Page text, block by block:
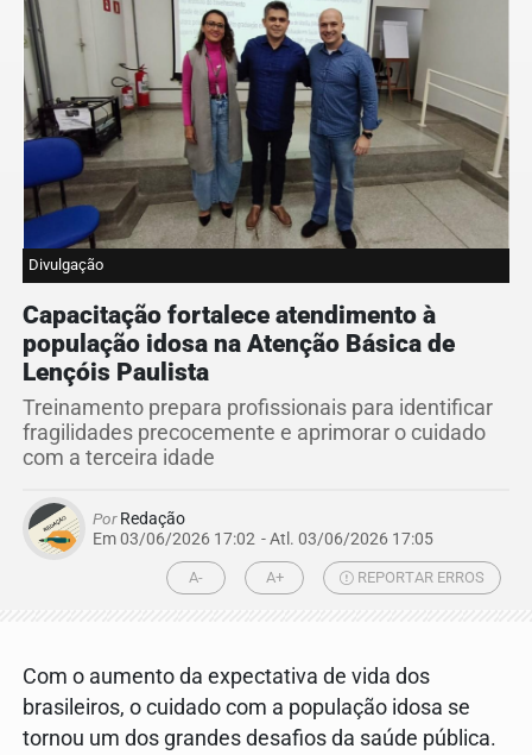
Divulgação
Capacitação fortalece atendimento à
população idosa na Atenção Básica de
Lençóis Paulista
Treinamento prepara profissionais para identificar
fragilidades precocemente e aprimorar o cuidado
com a terceira idade
PorRedação
Em 03/06/2026 17:02 - Atl. 03/06/2026 17:05
A- A+ REPORTAR ERROS
Com o aumento da expectativa de vida dos
brasileiros, o cuidado com a população idosa se
tornou um dos grandes desafios da saúde pública.